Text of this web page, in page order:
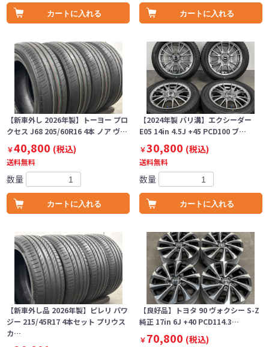
カートに入れる カートに入れる
【新車外し 2026年製】トーヨー プロ
クセス J68 205/60R16 4本 ノア ヴ…
￥40,800 (税込)
送料無料
数量
カートに入れる
【2024年製 バリ溝】エクシーダー
E05 14in 4.5J +45 PCD100 ブ…
￥30,800 (税込)
送料無料
数量
カートに入れる
【新車外し品 2026年製】ピレリ パワ
ジー 215/45R17 4本セット プリウス
カ…
【良好品】トヨタ 90 ヴォクシー S-Z
純正 17in 6J +40 PCD114.3…
￥70,800 (税込)